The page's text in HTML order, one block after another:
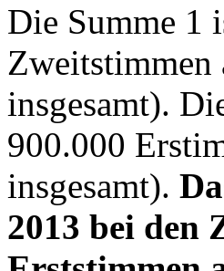
Die Summe 1
Zweitstimmen
insgesamt).
900.000
insgesamt).
2013 bei den